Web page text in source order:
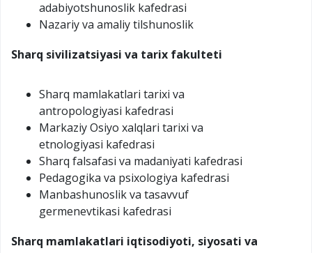
adabiyotshunoslik kafedrasi
Nazariy va amaliy tilshunoslik
Sharq sivilizatsiyasi va tarix fakulteti
Sharq mamlakatlari tarixi va
antropologiyasi kafedrasi
Markaziy Osiyo xalqlari tarixi va
etnologiyasi kafedrasi
Sharq falsafasi va madaniyati kafedrasi
Pedagogika va psixologiya kafedrasi
Manbashunoslik va tasavvuf
germenevtikasi kafedrasi
Sharq mamlakatlari iqtisodiyoti, siyosati va